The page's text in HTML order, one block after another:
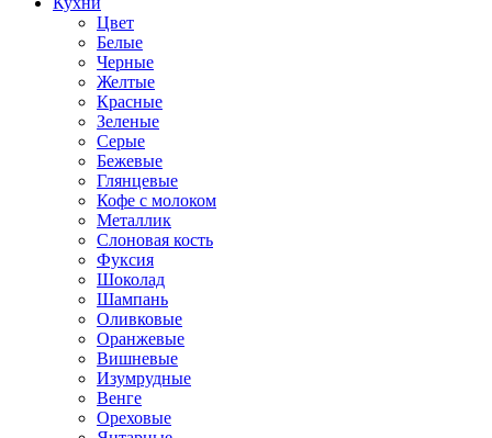
Цвет
Белые
Черные
Желтые
Красные
Зеленые
Серые
Бежевые
Глянцевые
Кофе с молоком
Металлик
Слоновая кость
Фуксия
Шоколад
Шампань
Оливковые
Оранжевые
Вишневые
Изумрудные
Венге
Ореховые